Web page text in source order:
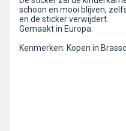
schoon en mooi blijven,
en de sticker verwijdert.
Gemaakt in Europa.
Kenmerken: Kopen in